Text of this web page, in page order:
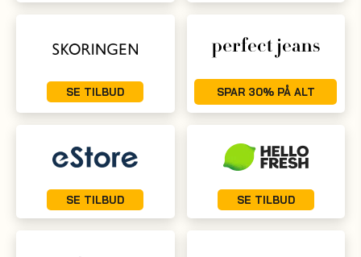
SE TILBUD SPAR 30% PÅ ALT
SE TILBUD SE TILBUD